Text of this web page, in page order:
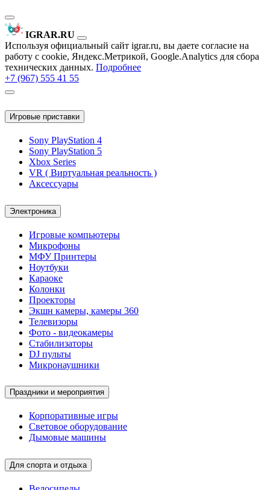
IGRAR.RU
Используя официальный сайт igrar.ru, вы даете согласие на
работу с cookie, Яндекс.Метрикой, Google.Analytics для сбора
технических данных. Подробнее
+7 (967) 555 41 55
Игровые приставки
Sony PlayStation 4
Sony PlayStation 5
Xbox Series
VR ( Виртуальная реальность )
Аксессуары
Электроника
Игровые компьютеры
Микрофоны
МФУ Принтеры
Ноутбуки
Караоке
Колонки
Проекторы
Экшн камеры, камеры 360
Телевизоры
Фото - видеокамеры
Стабилизаторы
DJ пульты
Микронаушники
Праздники и мероприятия
Корпоративные игры
Световое оборудование
Дымовые машины
Для спорта и отдыха